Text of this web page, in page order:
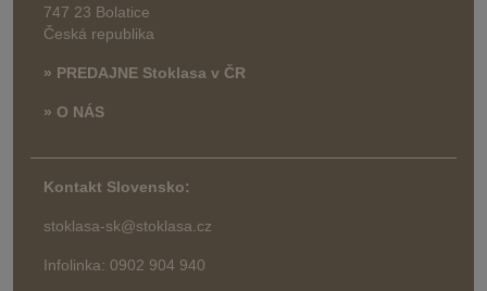
747 23 Bolatice
Česká republika
» PREDAJNE Stoklasa v ČR
» O NÁS
Kontakt Slovensko:
stoklasa-sk@stoklasa.cz
Infolinka: 0902 904 940